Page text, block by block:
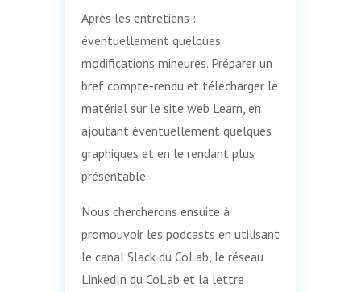
Après les entretiens :
éventuellement quelques
modifications mineures. Préparer un
bref compte-rendu et télécharger le
matériel sur le site web Learn, en
ajoutant éventuellement quelques
graphiques et en le rendant plus
présentable.
Nous chercherons ensuite à
promouvoir les podcasts en utilisant
le canal Slack du CoLab, le réseau
LinkedIn du CoLab et la lettre